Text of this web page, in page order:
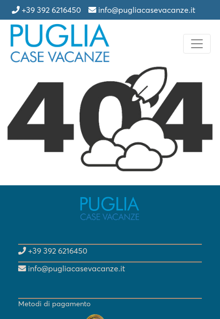
+39 392 6216450 info@pugliacasevacanze.it
+39 392 6216450
info@pugliacasevacanze.it
Metodi di pagamento